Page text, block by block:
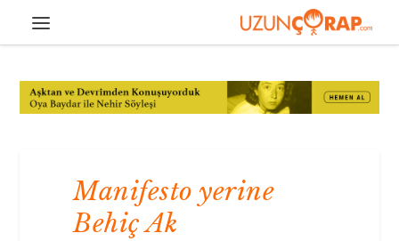
Manifesto yerine
Behiç Ak